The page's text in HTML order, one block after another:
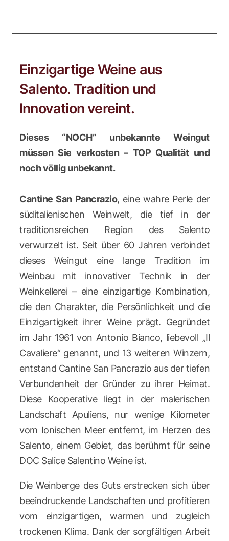
Einzigartige Weine aus
Salento. Tradition und
Innovation vereint.
Dieses “NOCH” unbekannte Weingut
müssen Sie verkosten – TOP Qualität und
noch völlig unbekannt.
Cantine San Pancrazio, eine wahre Perle der
süditalienischen Weinwelt, die tief in der
traditionsreichen Region des Salento
verwurzelt ist. Seit über 60 Jahren verbindet
dieses Weingut eine lange Tradition im
Weinbau mit innovativer Technik in der
Weinkellerei – eine einzigartige Kombination,
die den Charakter, die Persönlichkeit und die
Einzigartigkeit ihrer Weine prägt. Gegründet
im Jahr 1961 von Antonio Bianco, liebevoll „Il
Cavaliere“ genannt, und 13 weiteren Winzern,
entstand Cantine San Pancrazio aus der tiefen
Verbundenheit der Gründer zu ihrer Heimat.
Diese Kooperative liegt in der malerischen
Landschaft Apuliens, nur wenige Kilometer
vom Ionischen Meer entfernt, im Herzen des
Salento, einem Gebiet, das berühmt für seine
DOC Salice Salentino Weine ist.
Die Weinberge des Guts erstrecken sich über
beeindruckende Landschaften und profitieren
vom einzigartigen, warmen und zugleich
trockenen Klima. Dank der sorgfältigen Arbeit